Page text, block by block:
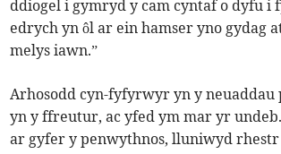
ddiogel i gymryd y cam cyntaf o dyfu i
edrych yn ôl ar ein hamser yno gydag
melys iawn.”
Arhosodd cyn-fyfyrwyr yn y neuaddau
yn y ffreutur, ac yfed ym mar yr
ar gyfer y penwythnos, lluniwyd